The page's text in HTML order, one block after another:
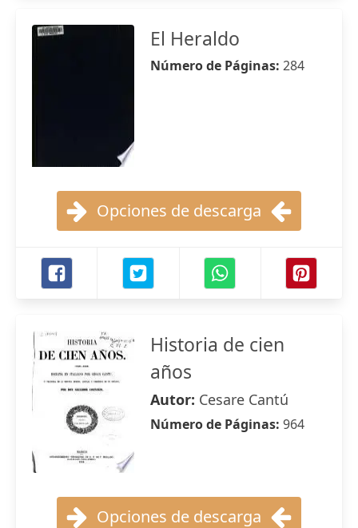
El Heraldo
Número de Páginas: 284
Opciones de descarga
Historia de cien
años
Autor: Cesare Cantú
Número de Páginas: 964
Opciones de descarga